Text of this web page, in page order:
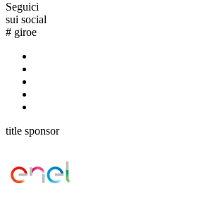
Seguici
sui social
# giroe
title sponsor